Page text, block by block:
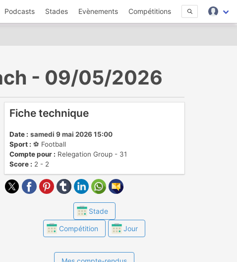
Podcasts Stades Evènements Compétitions
- 09/05/2026
Fiche technique
Date : samedi 9 mai 2026 15:00
Sport : ⚽️ Football
Compte pour : Relegation Group - 31
Score : 2 - 2
Stade
Compétition Jour